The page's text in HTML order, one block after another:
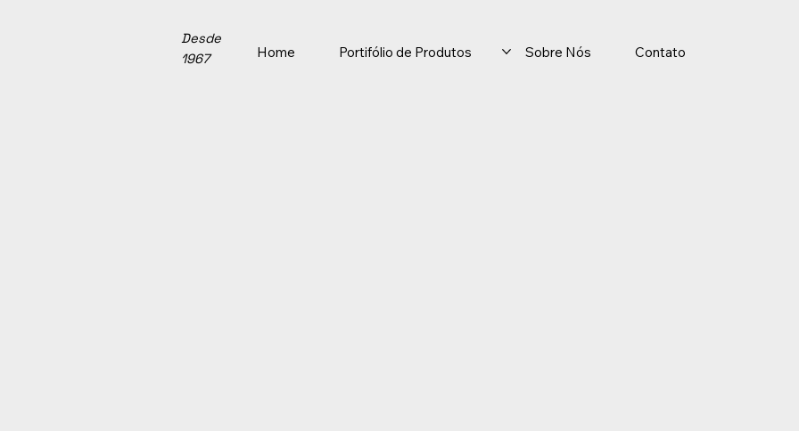
Home Portifólio de Produtos Sobre Nós Contato
Desde
1967